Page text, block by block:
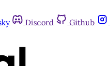
Discord Github